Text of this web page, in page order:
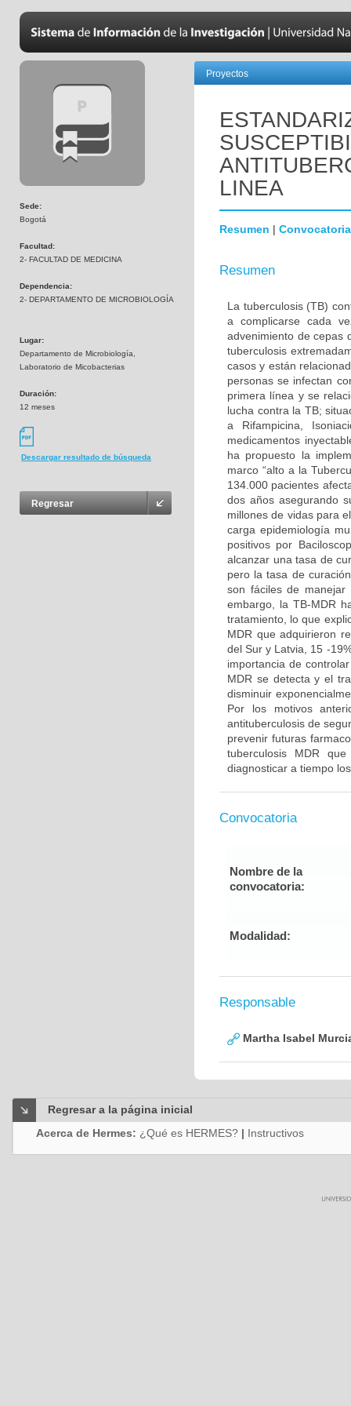
Sede:
Bogotá
Facultad:
2- FACULTAD DE MEDICINA
Dependencia:
2- DEPARTAMENTO DE MICROBIOLOGÍA
Lugar:
Departamento de Microbiología,
Laboratorio de Micobacterias
Duración:
12 meses
Descargar resultado de búsqueda
Regresar
Proyectos
LINEA
Resumen | Convocatoria
Resumen
La tuberculosis (TB)
a complicarse cada
advenimiento de cepas
tuberculosis
casos y están
personas se infectan
primera línea y se
lucha contra la TB;
a Rifampicina,
medicamentos
ha propuesto la
marco “alto a la
134.000 pacientes
dos años asegurando
millones de vidas para
carga epidemiología
positivos por
alcanzar una tasa de
pero la tasa de
son fáciles de manejar
embargo, la TB-MDR
tratamiento, lo que
MDR que adquirieron
del Sur y Latvia, 15 -
importancia de
MDR se detecta y el
disminuir
Por los motivos
antituberculosis de
prevenir futuras
tuberculosis MDR
diagnosticar a tiempo
Convocatoria
Nombre de la
convocatoria:
Modalidad:
Responsable
Martha Isabel
Regresar a la página inicial
Acerca de Hermes: ¿Qué es HERMES? | Instructivos